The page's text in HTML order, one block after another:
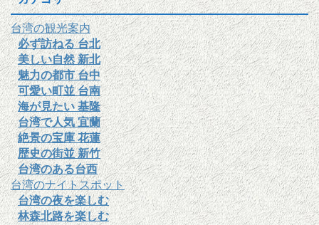
台湾の観光案内
必ず訪ねる 台北
美しい自然 新北
魅力の都市 台中
可愛い町並 台南
海が見たい 基隆
台湾で人気 宜蘭
絶景の宝庫 花蓮
歴史の街並 新竹
台湾のある台西
台湾のナイトスポット
台湾の夜を楽しむ
林森北路を楽しむ